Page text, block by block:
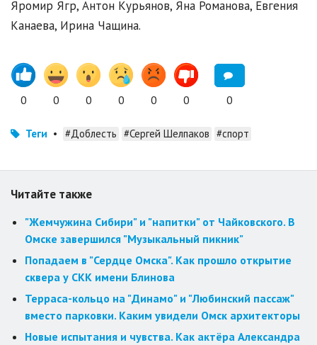
Яромир Ягр, Антон Курьянов, Яна Романова, Евгения
Канаева, Ирина Чащина.
0 0 0 0 0 0 0
Теги • #Доблесть #Сергей Шелпаков #спорт
Читайте также
"Жемчужина Сибири" и "напитки" от Чайковского. В
Омске завершился "Музыкальный пикник"
Попадаем в "Сердце Омска". Как прошло открытие
сквера у СКК имени Блинова
Терраса-кольцо на "Динамо" и "Любинский пассаж"
вместо парковки. Каким увидели Омск архитекторы
Новые испытания и чувства. Как актёра Александра